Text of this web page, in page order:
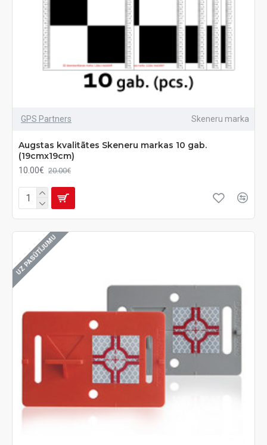
GPS Partners Skeneru marka
Augstas kvalitātes Skeneru markas 10 gab.
(19cmx19cm)
10.00€ 20.00€
UZ PASŪTĪJUMU